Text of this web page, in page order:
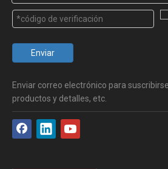
Enviar
Enviar correo electrónico para
productos y detalles, etc.